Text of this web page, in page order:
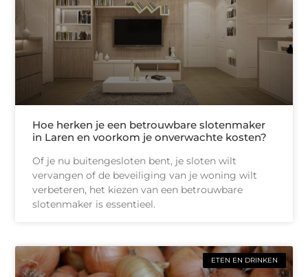
Hoe herken je een betrouwbare slotenmaker
in Laren en voorkom je onverwachte kosten?
Of je nu buitengesloten bent, je sloten wilt
vervangen of de beveiliging van je woning wilt
verbeteren, het kiezen van een betrouwbare
slotenmaker is essentieel.
ETEN EN DRINKEN